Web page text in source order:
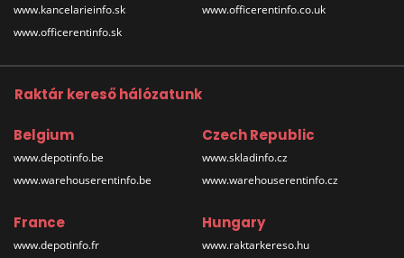
www.kancelarieinfo.sk
www.officerentinfo.sk
www.officerentinfo.co.uk
Raktár kereső hálózatunk
Belgium
www.depotinfo.be
www.warehouserentinfo.be
Czech Republic
www.skladinfo.cz
www.warehouserentinfo.cz
France
www.depotinfo.fr
Hungary
www.raktarkereso.hu